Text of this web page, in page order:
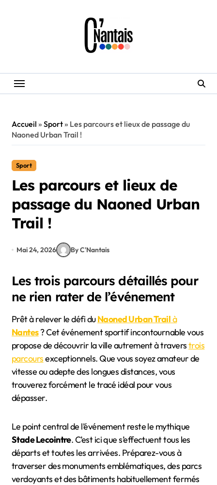
Accueil » Sport» Les parcours et lieux de passage du
Naoned Urban Trail !
Sport
Les parcours et lieux de
passage du Naoned Urban
Trail !
Mai 24, 2026 By C'Nantais
Les trois parcours détaillés pour
ne rien rater de l’événement
Prêt à relever le défi duNaoned Urban Trailà
Nantes? Cet événement sportif incontournable vous
propose de découvrir la ville autrement à traverstrois
parcoursexceptionnels. Que vous soyez amateur de
vitesse ou adepte des longues distances, vous
trouverez forcément le tracé idéal pour vous
dépasser.
Le point central de l’événement reste le mythique
Stade Lecointre. C’est ici que s’effectuent tous les
départs et toutes les arrivées. Préparez-vous à
traverser des monuments emblématiques, des parcs
verdoyants et des bâtiments habituellement fermés